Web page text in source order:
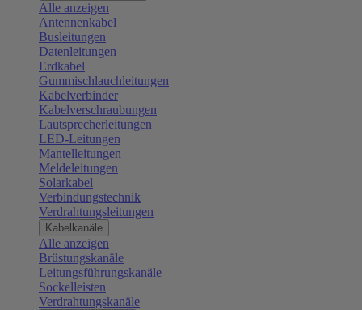
Alle anzeigen
Antennenkabel
Busleitungen
Datenleitungen
Erdkabel
Gummischlauchleitungen
Kabelverbinder
Kabelverschraubungen
Lautsprecherleitungen
LED-Leitungen
Mantelleitungen
Meldeleitungen
Solarkabel
Verbindungstechnik
Verdrahtungsleitungen
Kabelkanäle
Alle anzeigen
Brüstungskanäle
Leitungsführungskanäle
Sockelleisten
Verdrahtungskanäle